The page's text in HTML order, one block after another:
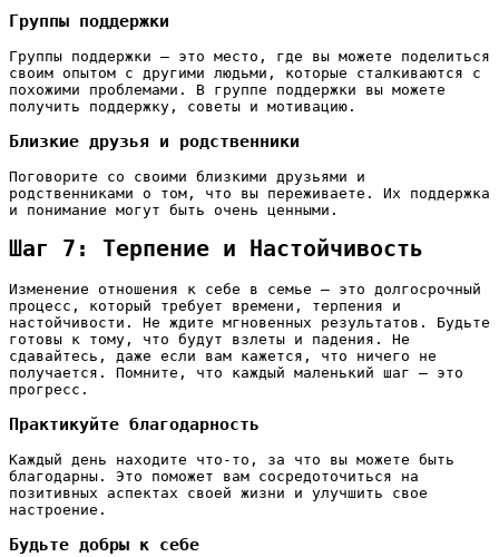
Группы поддержки
Группы поддержки – это место, где вы можете поделиться
своим опытом с другими людьми, которые сталкиваются с
похожими проблемами. В группе поддержки вы можете
получить поддержку, советы и мотивацию.
Близкие друзья и родственники
Поговорите со своими близкими друзьями и
родственниками о том, что вы переживаете. Их поддержка
и понимание могут быть очень ценными.
Шаг 7: Терпение и Настойчивость
Изменение отношения к себе в семье – это долгосрочный
процесс, который требует времени, терпения и
настойчивости. Не ждите мгновенных результатов. Будьте
готовы к тому, что будут взлеты и падения. Не
сдавайтесь, даже если вам кажется, что ничего не
получается. Помните, что каждый маленький шаг – это
прогресс.
Практикуйте благодарность
Каждый день находите что-то, за что вы можете быть
благодарны. Это поможет вам сосредоточиться на
позитивных аспектах своей жизни и улучшить свое
настроение.
Будьте добры к себе